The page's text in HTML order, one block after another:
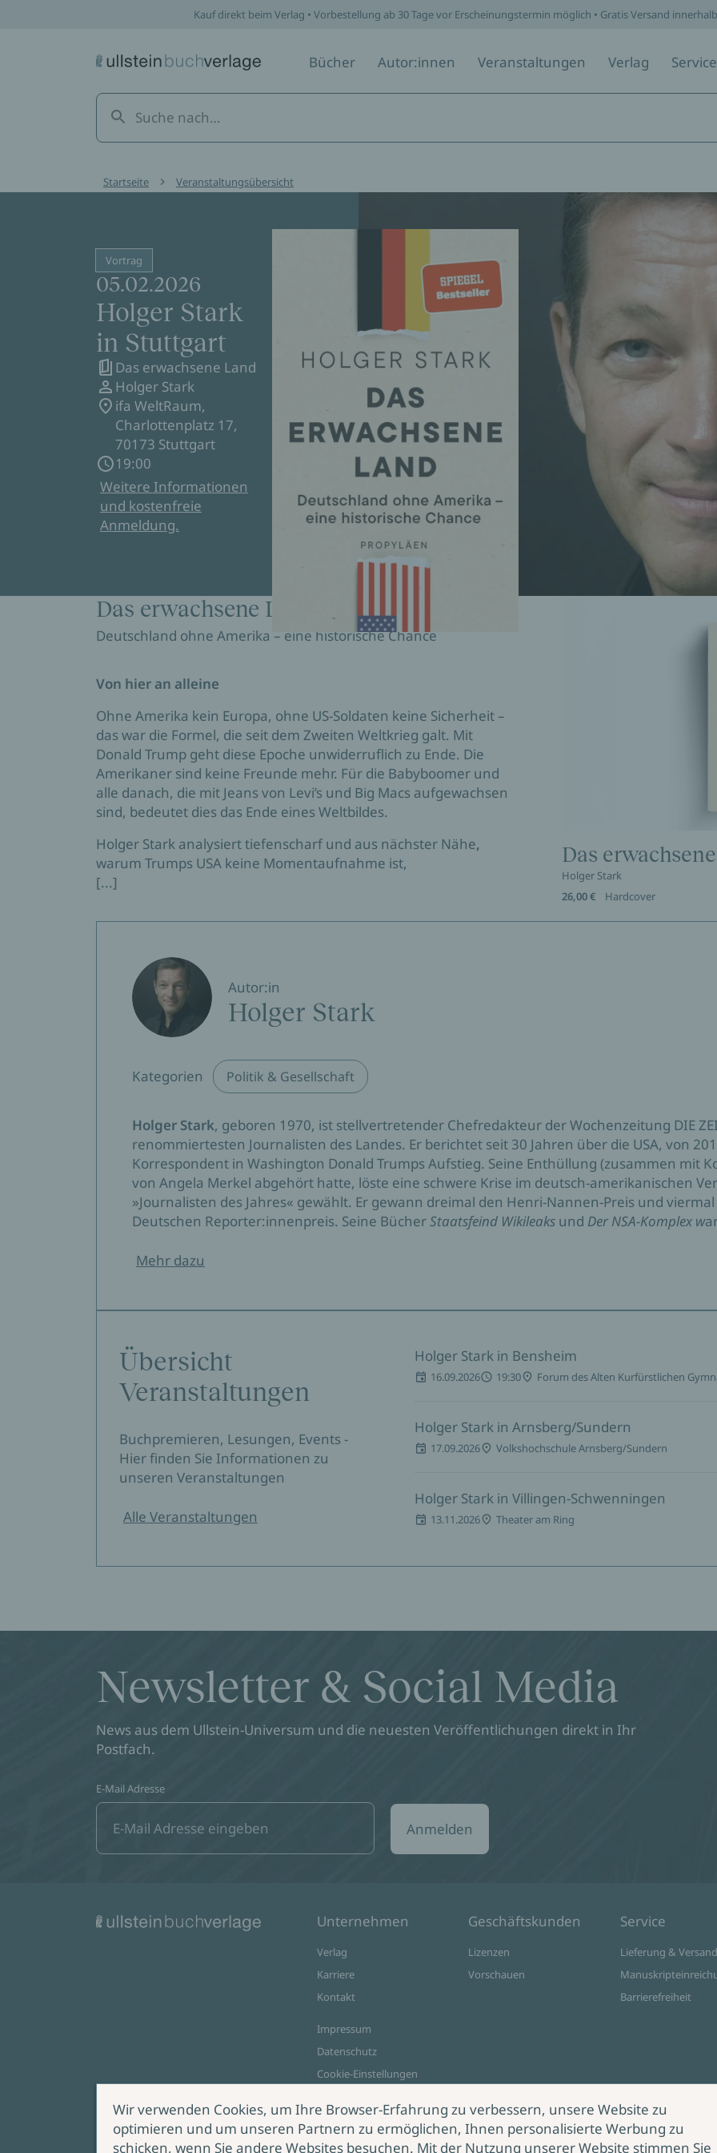
Kauf direkt beim Verlag • Vorbestellung ab 30 Tage vor Erscheinungstermin möglich • Gratis Versand
Bücher Autor:innen Veranstaltungen Verlag Service
Startseite Veranstaltungsübersicht
Vortrag
05.02.2026
Holger Stark
in Stuttgart
Das erwachsene Land
Holger Stark
ifa WeltRaum,
Charlottenplatz 17,
70173 Stuttgart
19:00
Weitere Informationen
und kostenfreie
Anmeldung.
Das erwachsene Land
Deutschland ohne Amerika – eine historische Chance
Von hier an alleine
Ohne Amerika kein Europa, ohne US-Soldaten keine Sicherheit –
das war die Formel, die seit dem Zweiten Weltkrieg galt. Mit
Donald Trump geht diese Epoche unwiderruflich zu Ende. Die
Amerikaner sind keine Freunde mehr. Für die Babyboomer und
alle danach, die mit Jeans von Levi’s und Big Macs aufgewachsen
sind, bedeutet dies das Ende eines Weltbildes.
Holger Stark analysiert tiefenscharf und aus nächster Nähe,
warum Trumps USA keine Momentaufnahme ist,
[...]
Das
Holger Stark
26,00 €
Hardcover
Autor:in
Holger Stark
Kategorien Politik & Gesellschaft
Holger Stark, geboren 1970, ist stellvertretender Chefredakteur der Wochenzeitung DIE
renommiertesten Journalisten des Landes. Er berichtet seit 30 Jahren über die USA, von
Korrespondent in Washington Donald Trumps Aufstieg. Seine Enthüllung (zusammen mit
von Angela Merkel abgehört hatte, löste eine schwere Krise im deutsch-amerikanischen
»Journalisten des Jahres« gewählt. Er gewann dreimal den Henri-Nannen-Preis und
Deutschen Reporter:innenpreis. Seine BücherStaatsfeind Wikileaks und Der NSA-Komplex w
Mehr dazu
Übersicht
Veranstaltungen
Buchpremieren, Lesungen, Events -
Hier finden Sie Informationen zu
unseren Veranstaltungen
Alle Veranstaltungen
Holger Stark in Bensheim
16.09.2026 19:30 Forum des Alten Kurfürstlichen
Holger Stark in Arnsberg/Sundern
17.09.2026 Volkshochschule Arnsberg/Sundern
Holger Stark in Villingen-Schwenningen
13.11.2026 Theater am Ring
Newsletter & Social Media
News aus dem Ullstein-Universum und die neuesten Veröffentlichungen direkt in Ihr
Postfach.
E-Mail Adresse
Anmelden
Unternehmen
Verlag
Karriere
Kontakt
Impressum
Datenschutz
Cookie-Einstellungen
Geschäftskunden
Lizenzen
Vorschauen
Service
Lieferung & Versand
Barrierefreiheit
Zahlungsoptionen
Wir verwenden Cookies, um Ihre Browser-Erfahrung zu verbessern, unsere Website zu
optimieren und um unseren Partnern zu ermöglichen, Ihnen personalisierte Werbung zu
schicken, wenn Sie andere Websites besuchen. Mit der Nutzung unserer Website stimmen Sie